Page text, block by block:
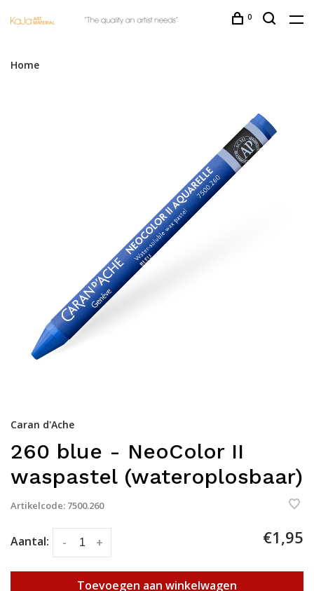
0
Home
Caran d'Ache
260 blue - NeoColor II
waspastel (wateroplosbaar)
Artikelcode: 7500.260
Aantal: +
- €1,95
Toevoegen aan winkelwagen